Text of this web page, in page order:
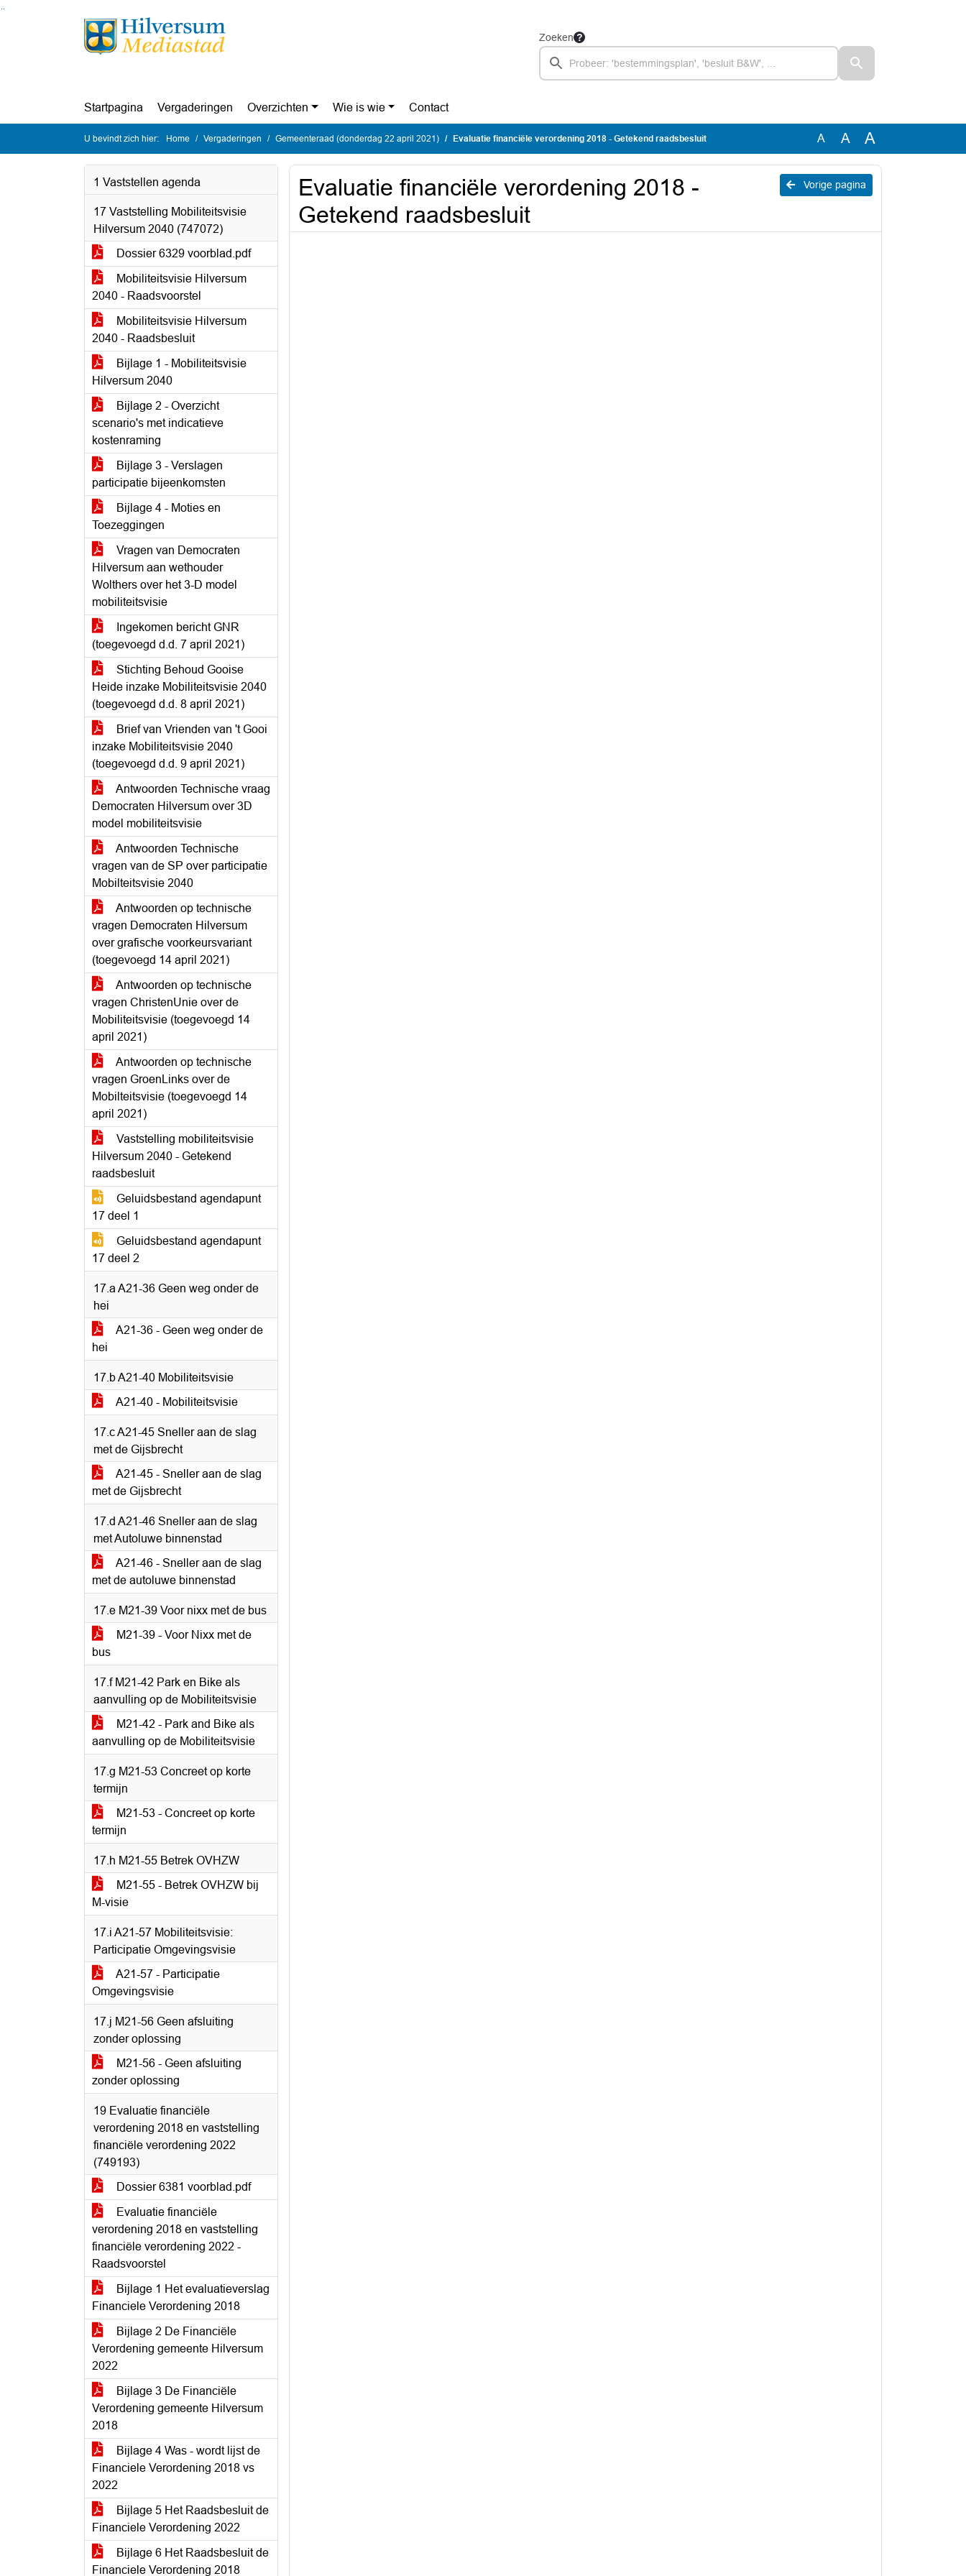
Ga naar de inhoud van deze pagina
Ga naar het zoeken
Ga naar het menu
Zoeken
Startpagina Vergaderingen Overzichten Wie is wie Contact
U bevindt zich hier: Home Vergaderingen Gemeenteraad (donderdag 22 april 2021) Evaluatie financiële verordening 2018 - Getekend raadsbesluit A A A
1 Vaststellen agenda
17 Vaststelling Mobiliteitsvisie
Hilversum 2040 (747072)
Dossier 6329 voorblad.pdf
Mobiliteitsvisie Hilversum
2040 - Raadsvoorstel
Mobiliteitsvisie Hilversum
2040 - Raadsbesluit
Bijlage 1 - Mobiliteitsvisie
Hilversum 2040
Bijlage 2 - Overzicht
scenario's met indicatieve
kostenraming
Bijlage 3 - Verslagen
participatie bijeenkomsten
Bijlage 4 - Moties en
Toezeggingen
Vragen van Democraten
Hilversum aan wethouder
Wolthers over het 3-D model
mobiliteitsvisie
Ingekomen bericht GNR
(toegevoegd d.d. 7 april 2021)
Stichting Behoud Gooise
Heide inzake Mobiliteitsvisie 2040
(toegevoegd d.d. 8 april 2021)
Brief van Vrienden van 't Gooi
inzake Mobiliteitsvisie 2040
(toegevoegd d.d. 9 april 2021)
Antwoorden Technische vraag
Democraten Hilversum over 3D
model mobiliteitsvisie
Antwoorden Technische
vragen van de SP over participatie
Mobilteitsvisie 2040
Antwoorden op technische
vragen Democraten Hilversum
over grafische voorkeursvariant
(toegevoegd 14 april 2021)
Antwoorden op technische
vragen ChristenUnie over de
Mobiliteitsvisie (toegevoegd 14
april 2021)
Antwoorden op technische
vragen GroenLinks over de
Mobilteitsvisie (toegevoegd 14
april 2021)
Vaststelling mobiliteitsvisie
Hilversum 2040 - Getekend
raadsbesluit
Geluidsbestand agendapunt
17 deel 1
Geluidsbestand agendapunt
17 deel 2
17.a A21-36 Geen weg onder de
hei
A21-36 - Geen weg onder de
hei
17.b A21-40 Mobiliteitsvisie
A21-40 - Mobiliteitsvisie
17.c A21-45 Sneller aan de slag
met de Gijsbrecht
A21-45 - Sneller aan de slag
met de Gijsbrecht
17.d A21-46 Sneller aan de slag
met Autoluwe binnenstad
A21-46 - Sneller aan de slag
met de autoluwe binnenstad
17.e M21-39 Voor nixx met de bus
M21-39 - Voor Nixx met de
bus
17.f M21-42 Park en Bike als
aanvulling op de Mobiliteitsvisie
M21-42 - Park and Bike als
aanvulling op de Mobiliteitsvisie
17.g M21-53 Concreet op korte
termijn
M21-53 - Concreet op korte
termijn
17.h M21-55 Betrek OVHZW
M21-55 - Betrek OVHZW bij
M-visie
17.i A21-57 Mobiliteitsvisie:
Participatie Omgevingsvisie
A21-57 - Participatie
Omgevingsvisie
17.j M21-56 Geen afsluiting
zonder oplossing
M21-56 - Geen afsluiting
zonder oplossing
19 Evaluatie financiële
verordening 2018 en vaststelling
financiële verordening 2022
(749193)
Dossier 6381 voorblad.pdf
Evaluatie financiële
verordening 2018 en vaststelling
financiële verordening 2022 -
Raadsvoorstel
Bijlage 1 Het evaluatieverslag
Financiele Verordening 2018
Bijlage 2 De Financiële
Verordening gemeente Hilversum
2022
Bijlage 3 De Financiële
Verordening gemeente Hilversum
2018
Bijlage 4 Was - wordt lijst de
Financiele Verordening 2018 vs
2022
Bijlage 5 Het Raadsbesluit de
Financiele Verordening 2022
Bijlage 6 Het Raadsbesluit de
Financiele Verordening 2018
Vorige pagina
Evaluatie financiële verordening 2018 -
Getekend raadsbesluit